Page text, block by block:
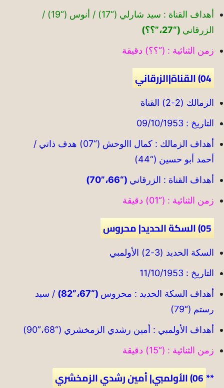
أهداف القناة : سيد شارلي (“17) / أنوس (“19) /
الزرقاني (“27،”؟؟)
زمن الثنائية : (“؟؟) دقيقة
04) القناة|الزرقاني
الزمالك (2-2) القناة
التاريخ : 09/10/1953
أهداف الزمالك : كمال االوحش (“07) هدف ذاتي /
أحمد أبو حسين (“44)
أهداف القناة : الزرقاني (“66،”70)
زمن الثنائية : (“01) دقيقة
05) السكة الحديد| محروس
السكة الحديد (3-2) الأولمبي
التاريخ : 11/10/1953
أهداف السكة الحديد : محروس (“67،”82)
/ سيد
رستم (“79)
أهداف الأولمبي : أمين رشدي الزمخشري (“68،”90)
زمن الثنائية : (“15) دقيقة
**06) الأولمبي| أمين رشدي الزمخشري